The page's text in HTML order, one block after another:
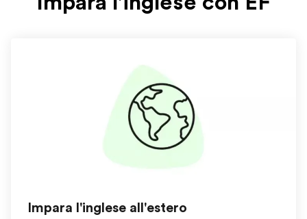
Impara l'inglese all'estero